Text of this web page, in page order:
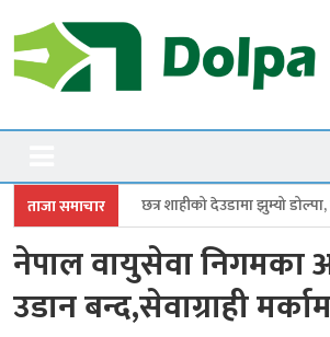
to
content
Dolpanews
ताजा समाचार
देउडामा झुम्यो डोल्पा, महोत्सव बन्यो कर्णालीको
नेपाल वायुसेवा निगमका
उडान बन्द,सेवाग्राही